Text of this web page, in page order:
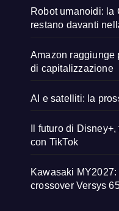
Robot umanoidi: la
restano davanti
Amazon raggiunge
di capitalizzazione
AI e satelliti: la
Il futuro di
con TikTok
Kawasaki
crossover Versys